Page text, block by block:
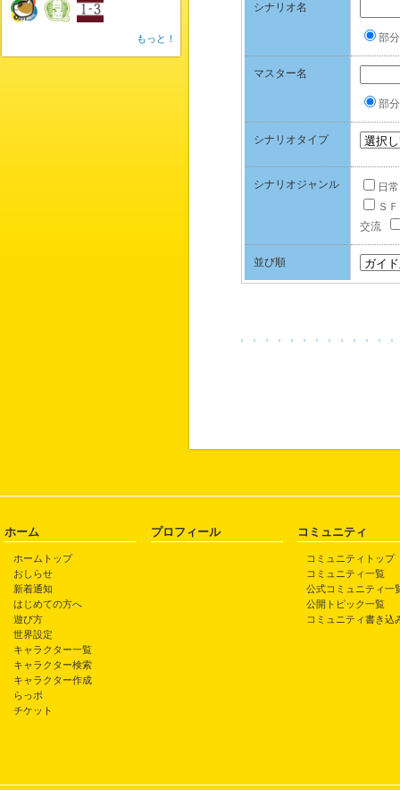
シナリオ名
部
マスター名
部
シナリオタイプ
シナリオジャンル
日常
Ｓ
交流
並び順
もっと！
ホーム
ホームトップ
おしらせ
新着通知
はじめての方へ
遊び方
世界設定
キャラクター一覧
キャラクター検索
キャラクター作成
らっポ
チケット
プロフィール コミュニティ
コミュニティトップ
コミュニティ一覧
公式コミュニティ一
公開トピック一覧
コミュニティ書き込